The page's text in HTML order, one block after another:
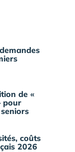
de «
pour
coûts
2026